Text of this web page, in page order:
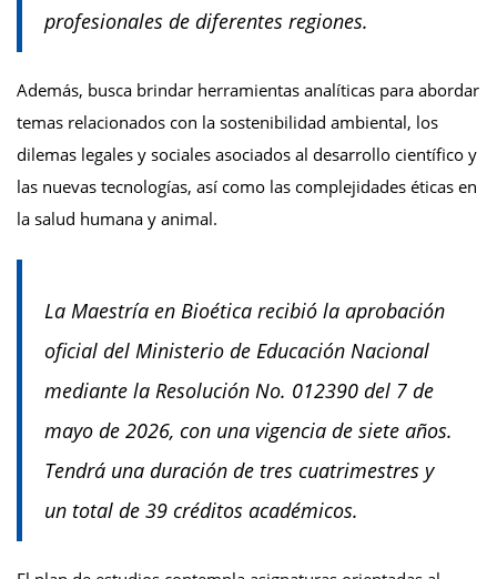
profesionales de diferentes regiones.
Además, busca brindar herramientas analíticas para abordar
temas relacionados con la sostenibilidad ambiental, los
dilemas legales y sociales asociados al desarrollo científico y
las nuevas tecnologías, así como las complejidades éticas en
la salud humana y animal.
La Maestría en Bioética recibió la aprobación
oficial del Ministerio de Educación Nacional
mediante la Resolución No. 012390 del 7 de
mayo de 2026, con una vigencia de siete años.
Tendrá una duración de tres cuatrimestres y
un total de 39 créditos académicos.